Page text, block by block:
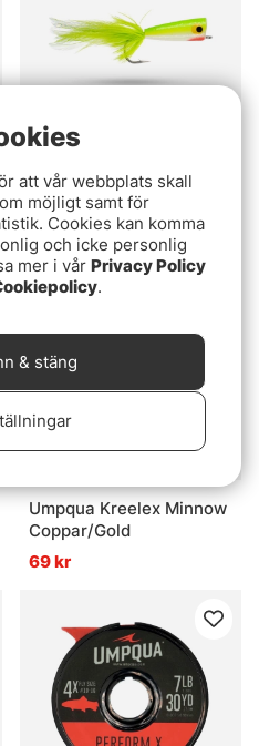
Umpqua Saltwater
Popper Chartreuse #2/0
99 kr
Umpqua Kreelex Minnow
Coppar/Gold
69 kr
att vår webbplats skall
möjligt samt för
Cookies kan komma
och icke personlig
mer i vår Privacy Policy
.
& stäng